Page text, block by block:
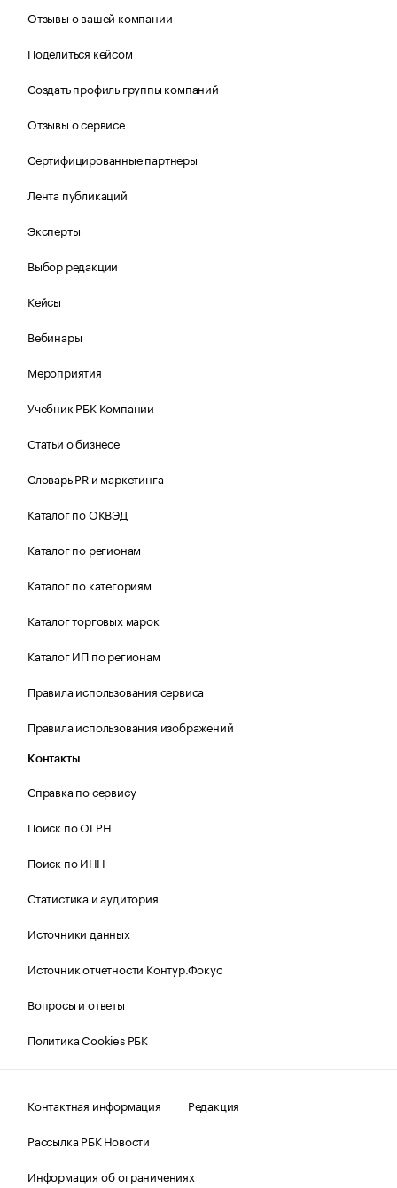
Отзывы о вашей компании
Поделиться кейсом
Создать профиль группы компаний
Отзывы о сервисе
Сертифицированные партнеры
Лента публикаций
Эксперты
Выбор редакции
Кейсы
Вебинары
Мероприятия
Учебник РБК Компании
Статьи о бизнесе
Словарь PR и маркетинга
Каталог по ОКВЭД
Каталог по регионам
Каталог по категориям
Каталог торговых марок
Каталог ИП по регионам
Правила использования сервиса
Правила использования изображений
Контакты
Справка по сервису
Поиск по ОГРН
Поиск по ИНН
Статистика и аудитория
Источники данных
Источник отчетности Контур.Фокус
Вопросы и ответы
Политика Cookies РБК
Контактная информация
Редакция
Рассылка РБК Новости
Информация об ограничениях